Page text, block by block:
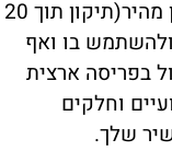
אייפון X שיעניקו לאייפון שלכם תיקון מהיר(תיקון תוך 20
בו ואף
בפריסה ארצית
וחלקים
שלך.